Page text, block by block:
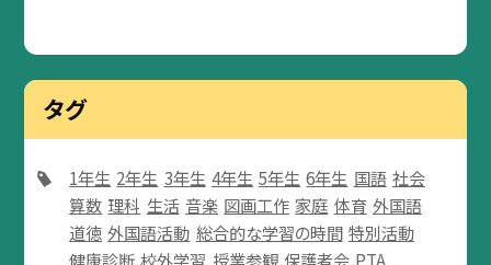
タグ
1年生 2年生 3年生 4年生 5年生 6年生 国語 社会
算数 理科 生活 音楽 図画工作 家庭 体育 外国語
道徳 外国語活動 総合的な学習の時間 特別活動
健康診断 校外学習 授業参観 保護者会 PTA